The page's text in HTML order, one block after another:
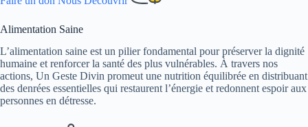
Alimentation Saine
L’alimentation saine est un pilier fondamental pour préserver la dignité
humaine et renforcer la santé des plus vulnérables. À travers nos
actions, Un Geste Divin promeut une nutrition équilibrée en distribuant
des denrées essentielles qui restaurent l’énergie et redonnent espoir aux
personnes en détresse.